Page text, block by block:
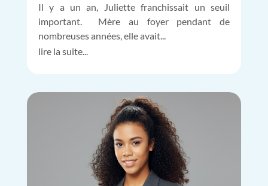
Il y a un an, Juliette franchissait un seuil
important. Mère au foyer pendant de
nombreuses années, elle avait...
lire la suite...